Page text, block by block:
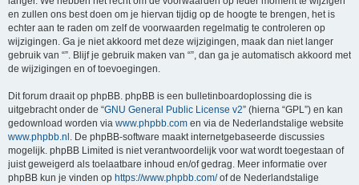
en zullen ons best doen om je hiervan tijdig op de hoogte te brengen, het is
echter aan te raden om zelf de voorwaarden regelmatig te controleren op
wijzigingen. Ga je niet akkoord met deze wijzigingen, maak dan niet langer
gebruik van “”. Blijf je gebruik maken van “”, dan ga je automatisch akkoord met
de wijzigingen en of toevoegingen.
Dit forum draait op phpBB. phpBB is een bulletinboardoplossing die is
uitgebracht onder de “GNU General Public License v2” (hierna “GPL”) en kan
gedownload worden via www.phpbb.com en via de Nederlandstalige website
www.phpbb.nl . De phpBB-software maakt internetgebaseerde discussies
mogelijk. phpBB Limited is niet verantwoordelijk voor wat wordt toegestaan of
juist geweigerd als toelaatbare inhoud en/of gedrag. Meer informatie over
phpBB kun je vinden op https://www.phpbb.com/of de Nederlandstalige